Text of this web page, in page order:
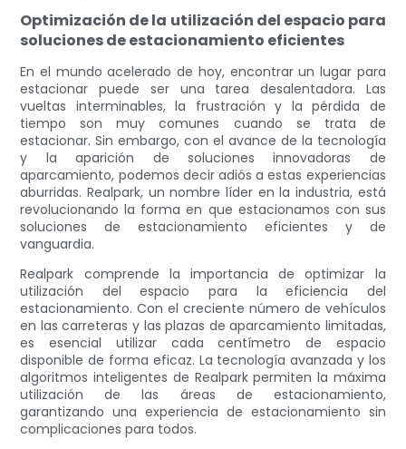
Optimización de la utilización del espacio para
soluciones de estacionamiento eficientes
En el mundo acelerado de hoy, encontrar un lugar para
estacionar puede ser una tarea desalentadora. Las
vueltas interminables, la frustración y la pérdida de
tiempo son muy comunes cuando se trata de
estacionar. Sin embargo, con el avance de la tecnología
y la aparición de soluciones innovadoras de
aparcamiento, podemos decir adiós a estas experiencias
aburridas. Realpark, un nombre líder en la industria, está
revolucionando la forma en que estacionamos con sus
soluciones de estacionamiento eficientes y de
vanguardia.
Realpark comprende la importancia de optimizar la
utilización del espacio para la eficiencia del
estacionamiento. Con el creciente número de vehículos
en las carreteras y las plazas de aparcamiento limitadas,
es esencial utilizar cada centímetro de espacio
disponible de forma eficaz. La tecnología avanzada y los
algoritmos inteligentes de Realpark permiten la máxima
utilización de las áreas de estacionamiento,
garantizando una experiencia de estacionamiento sin
complicaciones para todos.